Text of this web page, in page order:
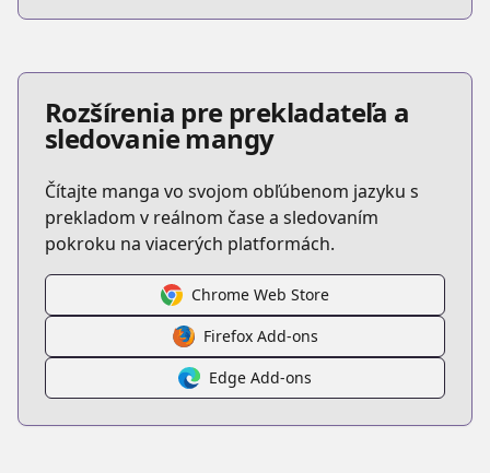
Rozšírenia pre prekladateľa a
sledovanie mangy
Čítajte manga vo svojom obľúbenom jazyku s
prekladom v reálnom čase a sledovaním
pokroku na viacerých platformách.
Chrome Web Store
Firefox Add-ons
Edge Add-ons